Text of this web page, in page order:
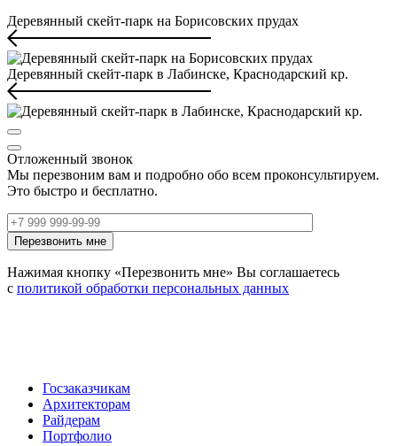
Деревянный скейт-парк на Борисовских прудах
Деревянный скейт‑парк в Лабинске, Краснодарский кр.
Отложенный звонок
Мы перезвоним вам и подробно обо всем проконсультируем.
Это быстро и бесплатно.
Нажимая кнопку «Перезвонить мне» Вы соглашаетесь
с политикой обработки персональных данных
Госзаказчикам
Архитекторам
Райдерам
Портфолио